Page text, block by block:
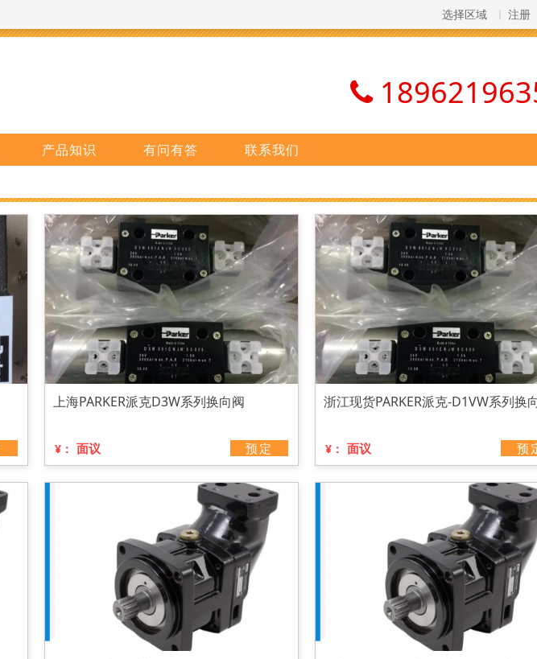
选择区域 注册
产品知识 有问有答 联系我们
上海PARKER派克D3W系列换向阀
¥： 面议 预定
浙江现货PARKER派克-D1VW系列换
¥： 面议 预